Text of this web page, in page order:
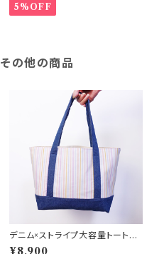
5%OFF
その他の商品
デニム×ストライプ大容量トートバ
ッグ
¥8,900